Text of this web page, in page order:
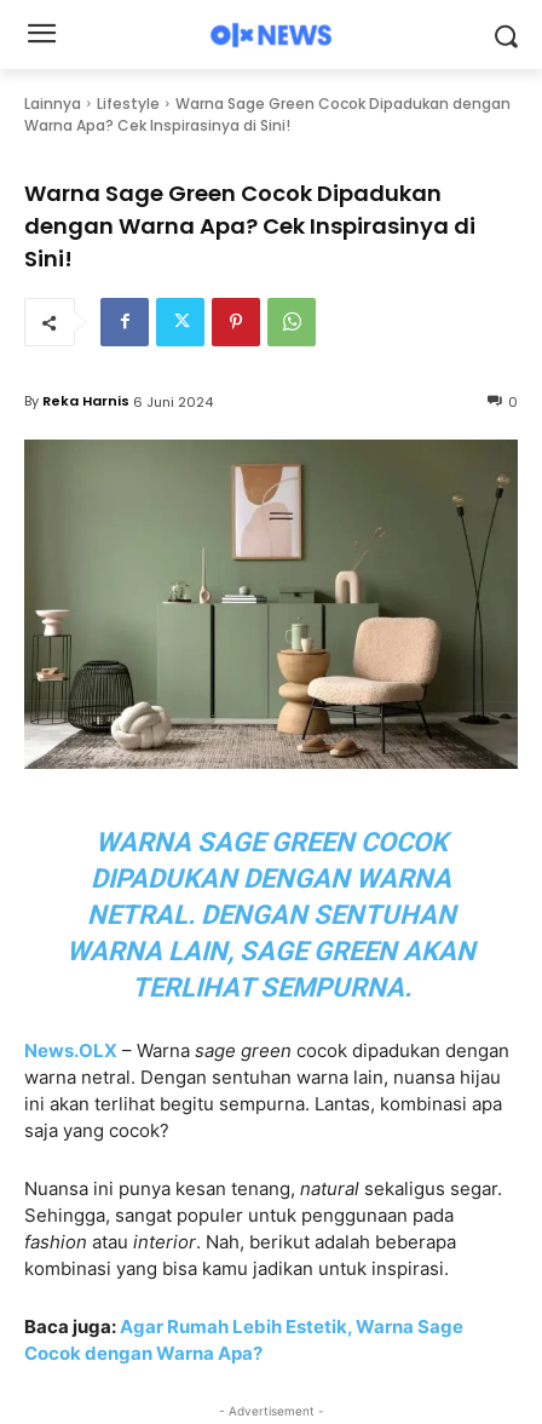
Lainnya Lifestyle
Warna Sage Green Cocok Dipadukan dengan
Warna Apa? Cek Inspirasinya di Sini!
Warna Sage Green Cocok Dipadukan
dengan Warna Apa? Cek Inspirasinya di
Sini!
0
By Reka Harnis 6 Juni 2024
WARNA SAGE GREEN COCOK
DIPADUKAN DENGAN WARNA
NETRAL. DENGAN SENTUHAN
WARNA LAIN, SAGE GREEN AKAN
TERLIHAT SEMPURNA.
News.OLX – Warna sage green cocok dipadukan dengan
warna netral. Dengan sentuhan warna lain, nuansa hijau
ini akan terlihat begitu sempurna. Lantas, kombinasi apa
saja yang cocok?
Nuansa ini punya kesan tenang, natural sekaligus segar.
Sehingga, sangat populer untuk penggunaan pada
fashion atau interior. Nah, berikut adalah beberapa
kombinasi yang bisa kamu jadikan untuk inspirasi.
Baca juga:Agar Rumah Lebih Estetik, Warna Sage
Cocok dengan Warna Apa?
- Advertisement -